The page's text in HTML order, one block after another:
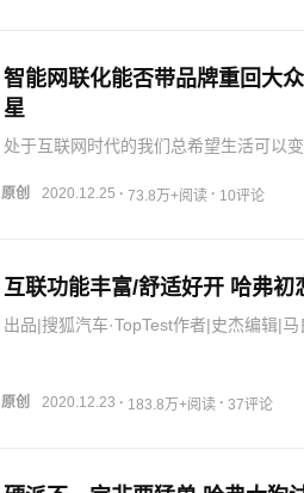
智能网联化能否带品牌重回大
星
处于互联网时代的我们总希望生活可以
能网联领域，东风启辰也不例外，启辰
原创 2020.12.25 · 73.8万+阅读 · 10评论
互联功能丰富/舒适好开 哈弗初
出品|搜狐汽车·TopTest作者|史杰编辑|
原创 2020.12.23 · 183.8万+阅读 · 37评论